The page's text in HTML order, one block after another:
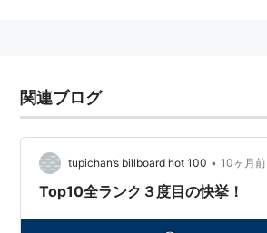
関連ブログ
tupichan’s billboard hot 100 • 10ヶ月前
Top10全ランク３度目の快挙！